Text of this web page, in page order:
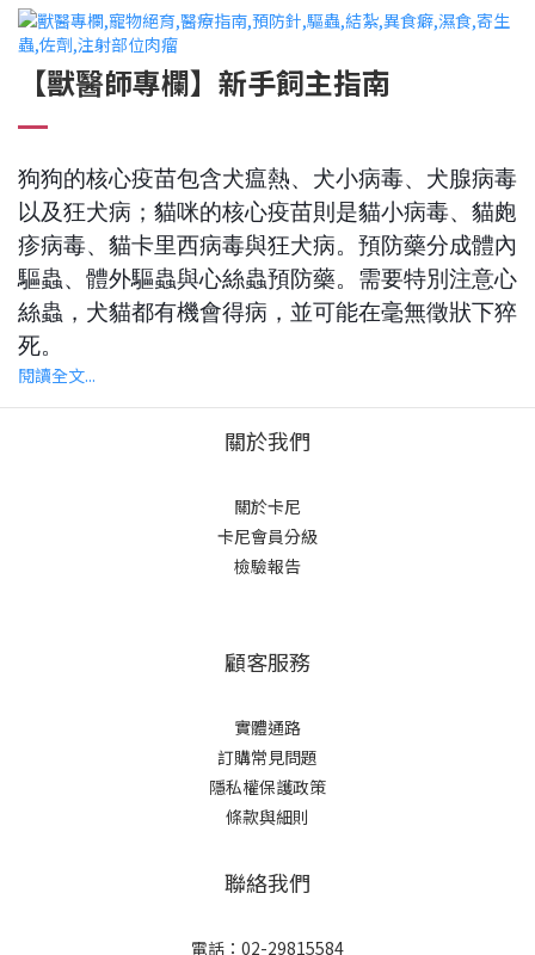
【獸醫師專欄】新手飼主指南
狗狗的核心疫苗包含犬瘟熱、犬小病毒、犬腺病毒
以及狂犬病；貓咪的核心疫苗則是貓小病毒、貓皰
疹病毒、貓卡里西病毒與狂犬病。預防藥分成體內
驅蟲、體外驅蟲與心絲蟲預防藥。需要特別注意心
絲蟲，犬貓都有機會得病，並可能在毫無徵狀下猝
死。
閱讀全文...
關於我們
關於卡尼
卡尼會員分級
檢驗報告
顧客服務
實體通路
訂購常見問題
隱私權保護政策
條款與細則
聯絡我們
電話：02-29815584